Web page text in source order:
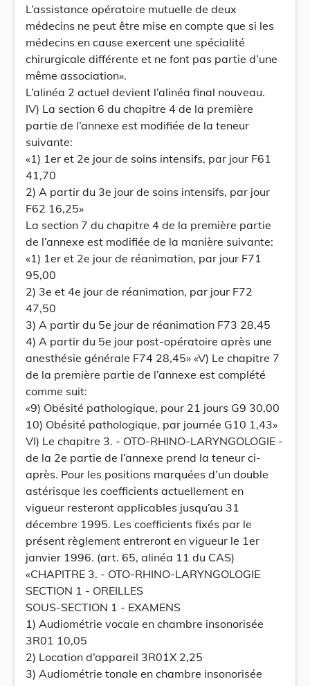
L’assistance opératoire mutuelle de deux
médecins ne peut être mise en compte que si les
médecins en cause exercent une spécialité
chirurgicale différente et ne font pas partie d’une
même association».
L’alinéa 2 actuel devient l’alinéa final nouveau.
IV) La section 6 du chapitre 4 de la première
partie de l’annexe est modifiée de la teneur
suivante:
«1) 1er et 2e jour de soins intensifs, par jour F61
41,70
2) A partir du 3e jour de soins intensifs, par jour
F62 16,25»
La section 7 du chapitre 4 de la première partie
de l’annexe est modifiée de la manière suivante:
«1) 1er et 2e jour de réanimation, par jour F71
95,00
2) 3e et 4e jour de réanimation, par jour F72
47,50
3) A partir du 5e jour de réanimation F73 28,45
4) A partir du 5e jour post-opératoire après une
anesthésie générale F74 28,45» «V) Le chapitre 7
de la première partie de l’annexe est complété
comme suit:
«9) Obésité pathologique, pour 21 jours G9 30,00
10) Obésité pathologique, par journée G10 1,43»
VI) Le chapitre 3. - OTO-RHINO-LARYNGOLOGIE -
de la 2e partie de l’annexe prend la teneur ci-
après. Pour les positions marquées d’un double
astérisque les coefficients actuellement en
vigueur resteront applicables jusqu’au 31
décembre 1995. Les coefficients fixés par le
présent règlement entreront en vigueur le 1er
janvier 1996. (art. 65, alinéa 11 du CAS)
«CHAPITRE 3. - OTO-RHINO-LARYNGOLOGIE
SECTION 1 - OREILLES
SOUS-SECTION 1 - EXAMENS
1) Audiométrie vocale en chambre insonorisée
3R01 10,05
2) Location d’appareil 3R01X 2,25
3) Audiométrie tonale en chambre insonorisée